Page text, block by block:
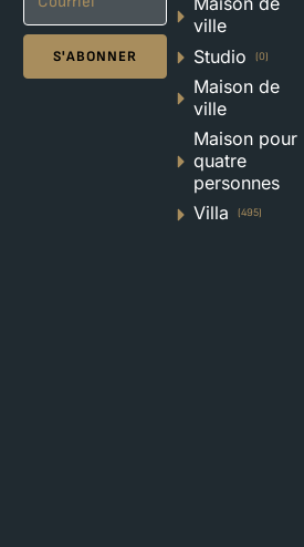
S'ABONNER
ville
Studio (0)
Maison de
ville
Maison pour
quatre
personnes
Villa (495)